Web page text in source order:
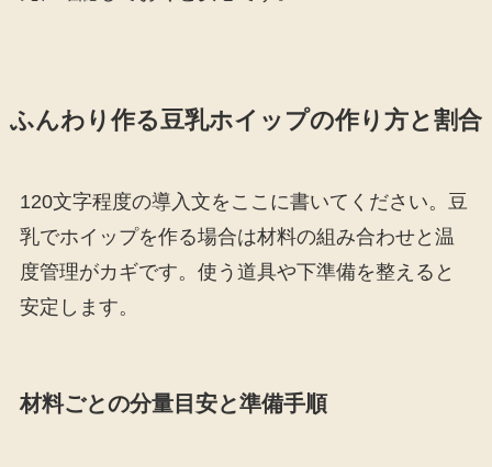
ふんわり作る豆乳ホイップの作り方と割合
120文字程度の導入文をここに書いてください。豆
乳でホイップを作る場合は材料の組み合わせと温
度管理がカギです。使う道具や下準備を整えると
安定します。
材料ごとの分量目安と準備手順